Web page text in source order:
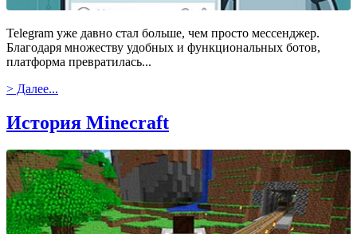
Telegram уже давно стал больше, чем просто мессенджер.
Благодаря множеству удобных и функциональных ботов,
платформа превратилась...
> Далее...
История Minecraft